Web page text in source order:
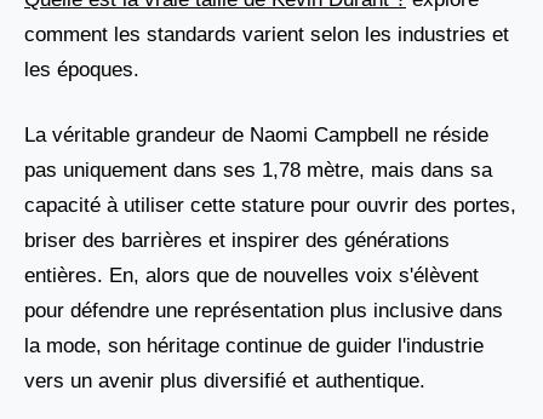
comment les standards varient selon les industries et
les époques.
La véritable grandeur de Naomi Campbell ne réside
pas uniquement dans ses 1,78 mètre, mais dans sa
capacité à utiliser cette stature pour ouvrir des portes,
briser des barrières et inspirer des générations
entières. En, alors que de nouvelles voix s'élèvent
pour défendre une représentation plus inclusive dans
la mode, son héritage continue de guider l'industrie
vers un avenir plus diversifié et authentique.